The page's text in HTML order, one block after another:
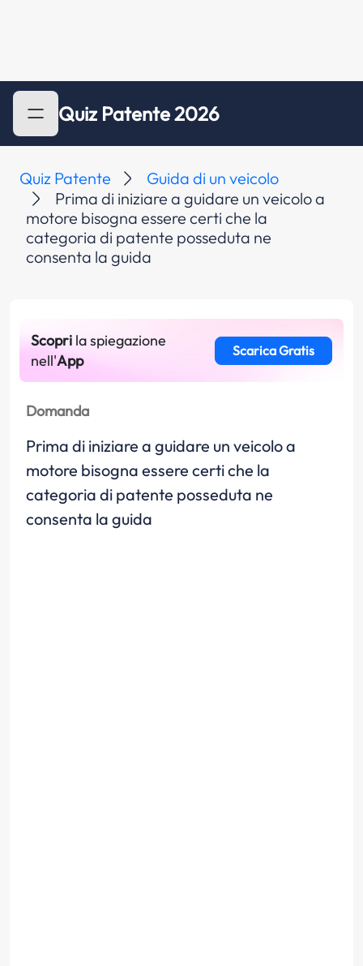
Quiz Patente 2026
Quiz Patente
Guida di un veicolo
Prima di iniziare a guidare un veicolo a
motore bisogna essere certi che la
categoria di patente posseduta ne
consenta la guida
Scopri la spiegazione
nell'App
Scarica Gratis
Domanda
Prima di iniziare a guidare un veicolo a
motore bisogna essere certi che la
categoria di patente posseduta ne
consenta la guida